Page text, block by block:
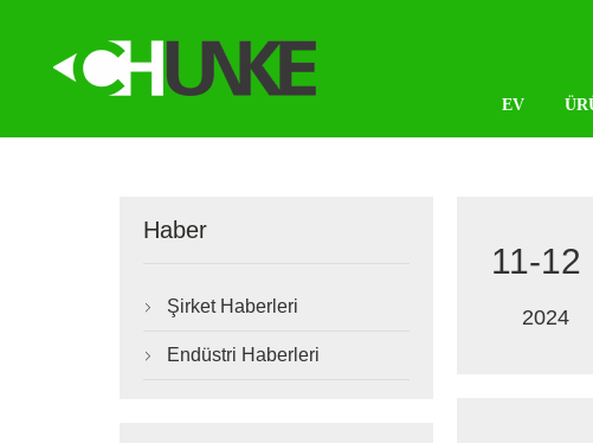
EV
Haber
 Şirket Haberleri
 Endüstri Haberleri
11-12
2024